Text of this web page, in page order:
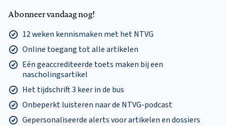
Abonneer vandaag nog!
12 weken kennismaken met het NTVG
Online toegang tot alle artikelen
Eén geaccrediteerde toets maken bij een
nascholingsartikel
Het tijdschrift 3 keer in de bus
Onbeperkt luisteren naar de NTVG-podcast
Gepersonaliseerde alerts voor artikelen en dossiers